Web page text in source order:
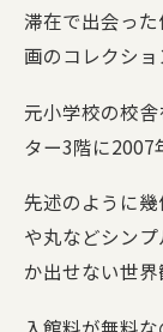
滞在で出会っ
画のコレクショ
元小学校の校
ター3階に2007
先述のように
や丸などシン
か出せない世界